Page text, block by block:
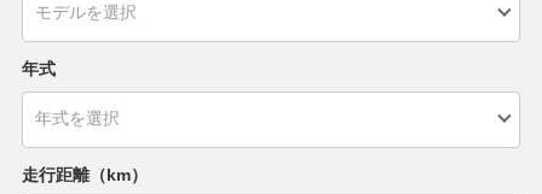
年式
走行距離（km）